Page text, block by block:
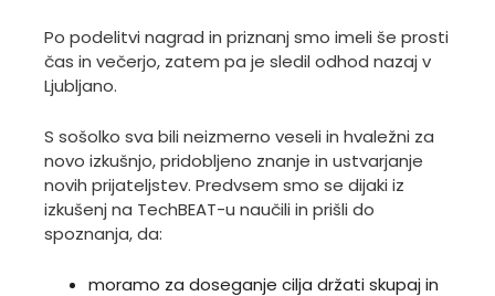
Po podelitvi nagrad in priznanj smo imeli še prosti
čas in večerjo, zatem pa je sledil odhod nazaj v
Ljubljano.
S sošolko sva bili neizmerno veseli in hvaležni za
novo izkušnjo, pridobljeno znanje in ustvarjanje
novih prijateljstev. Predvsem smo se dijaki iz
izkušenj na TechBEAT-u naučili in prišli do
spoznanja, da:
moramo za doseganje cilja držati skupaj in